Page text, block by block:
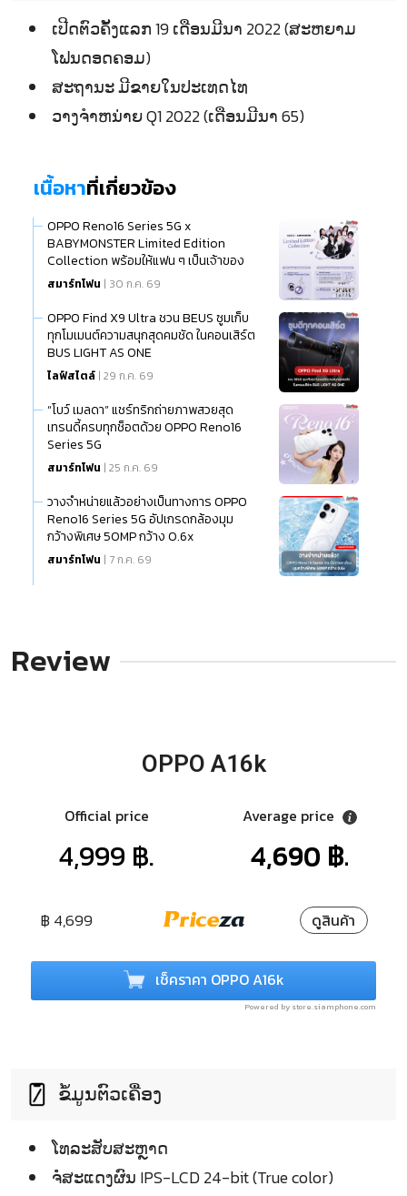
ເປີດຕົວຄັ້ງແລກ 19 ເດືອນມີນາ 2022 (ສະຫຍາມ
ໂຟນດອດຄອມ)
ສະຖານະ ມີຂາຍໃນປະເທດໄທ
ວາງຈຳຫນ່າຍ Q1 2022 (ເດືອນມີນາ 65)
เนื้อหาที่เกี่ยวข้อง
OPPO Reno16 Series 5G x
BABYMONSTER Limited Edition
Collection พร้อมให้แฟน ๆ เป็นเจ้าของ
แล้ว
สมาร์ทโฟน | 30 ก.ค. 69
OPPO Find X9 Ultra ชวน BEUS ซูมเก็บ
ทุกโมเมนต์ความสนุกสุดคมชัด ในคอนเสิร์ต
BUS LIGHT AS ONE
ไลฟ์สไตล์ | 29 ก.ค. 69
“โบว์ เมลดา” แชร์ทริกถ่ายภาพสวยสุด
เทรนดี้ครบทุกช็อตด้วย OPPO Reno16
Series 5G
สมาร์ทโฟน | 25 ก.ค. 69
วางจำหน่ายแล้วอย่างเป็นทางการ OPPO
Reno16 Series 5G อัปเกรดกล้องมุม
กว้างพิเศษ 50MP กว้าง 0.6x
สมาร์ทโฟน | 7 ก.ค. 69
Review
OPPO A16k
Official price
4,999 ฿.
Average price
4,690 ฿.
฿ 4,699 ดูสินค้า
เช็คราคา OPPO A16k
Powered by store.siamphone.com
ຂໍ້ມູນຕົວເຄື່ອງ
ໂທລະສັບສະຫຼາດ
ຈໍໍສະແດງຜົນ IPS-LCD 24-bit (True color)